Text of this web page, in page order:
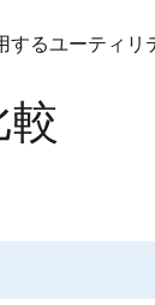
るユーティリ